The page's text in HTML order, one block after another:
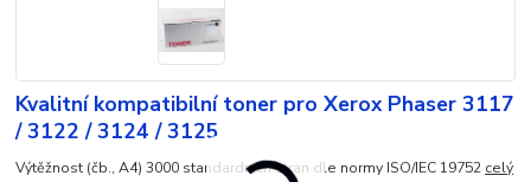
Kvalitní kompatibilní toner pro Xerox Phaser 3117
/ 3122 / 3124 / 3125
Výtěžnost (čb., A4) 3000 standardních stran dle normy ISO/IEC 19752 celý